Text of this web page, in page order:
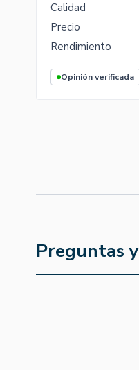
Calidad
Precio
Rendimiento
Opinión verificada
Preguntas